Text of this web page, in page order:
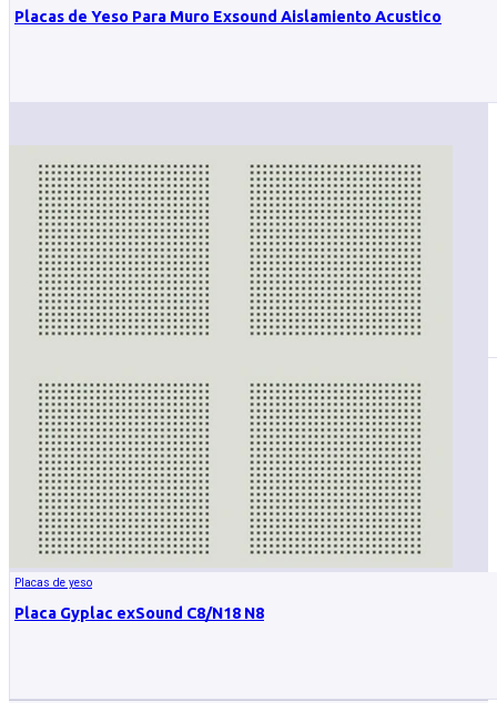
Placas de Yeso Para Muro Exsound Aislamiento Acustico
Placas de yeso
Placa Gyplac exSound C8/N18 N8